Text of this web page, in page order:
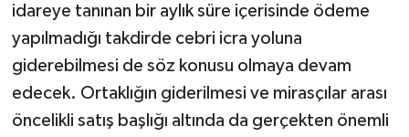
idareye tanınan bir aylık süre içerisinde ödeme
yapılmadığı takdirde cebri icra yoluna
giderebilmesi de söz konusu olmaya devam
edecek. Ortaklığın giderilmesi ve mirasçılar arası
öncelikli satış başlığı altında da gerçekten önemli